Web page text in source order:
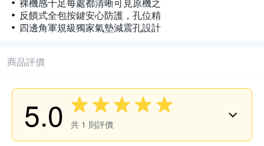
裸機感十足每處都清晰可見原機之
反饋式全包按鍵安心防護，孔位精
四邊角軍規級獨家氣墊減震孔設計
商品評價
5.0 共 1 則評價